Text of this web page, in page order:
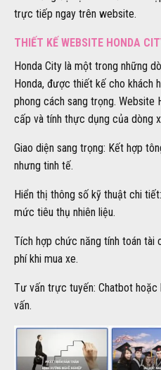
trực tiếp ngay trên website.
THIẾT KẾ WEBSITE HONDA
Honda City là một trong những
Honda, được thiết kế cho khách
phong cách sang trọng. Website
cấp và tính thực dụng của dòng
Giao diện sang trọng: Kết hợp
nhưng tinh tế.
Hiển thị thông số kỹ thuật chi
mức tiêu thụ nhiên liệu.
Tích hợp chức năng tính toán tài
phí khi mua xe.
Tư vấn trực tuyến: Chatbot
vấn.